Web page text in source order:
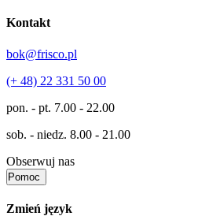
Kontakt
bok@frisco.pl
(+ 48) 22 331 50 00
pon. - pt. 7.00 - 22.00
sob. - niedz. 8.00 - 21.00
Obserwuj nas
Pomoc
Zmień język